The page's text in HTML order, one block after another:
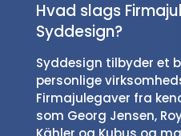
Hvad slags
Syddesign?
Syddesign tilbyder et
personlige
Firmajulegaver fra
som Georg Jensen,